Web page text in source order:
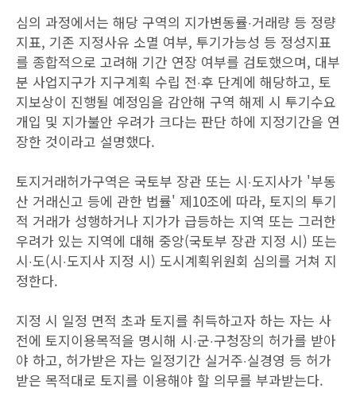
심의 과정에서는 해당 구역의 지가변동률‧거래량 등 정량
지표, 기존 지정사유 소멸 여부, 투기가능성 등 정성지표
를 종합적으로 고려해 기간 연장 여부를 검토했으며, 대부
분 사업지구가 지구계획 수립 전‧후 단계에 해당하고, 토
지보상이 진행될 예정임을 감안해 구역 해제 시 투기수요
개입 및 지가불안 우려가 크다는 판단 하에 지정기간을 연
장한 것이라고 설명했다.
토지거래허가구역은 국토부 장관 또는 시‧도지사가 '부동
산 거래신고 등에 관한 법률' 제10조에 따라, 토지의 투기
적 거래가 성행하거나 지가가 급등하는 지역 또는 그러한
우려가 있는 지역에 대해 중앙(국토부 장관 지정 시) 또는
시‧도(시‧도지사 지정 시) 도시계획위원회 심의를 거쳐 지
정한다.
지정 시 일정 면적 초과 토지를 취득하고자 하는 자는 사
전에 토지이용목적을 명시해 시‧군‧구청장의 허가를 받아
야 하고, 허가받은 자는 일정기간 실거주‧실경영 등 허가
받은 목적대로 토지를 이용해야 할 의무를 부과받는다.